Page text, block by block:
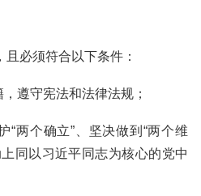
必须符合以下条件：
遵守宪法和法律法规；
“两个确立”、坚决做到“两个维
同以习近平同志为核心的党中